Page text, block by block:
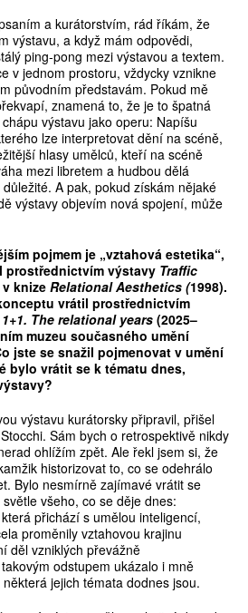
a kurátorstvím, rád říkám, že
výstavu, a když mám odpovědi,
ping­‑pong mezi výstavou a textem.
v jednom prostoru, vždycky vznikne
původním představám. Pokud mě
znamená to, že je to špatná
výstavu jako operu: Napíšu
lze interpretovat dění na scéně,
hlasy umělců, kteří na scéně
mezi libretem a hudbou dělá
A pak, pokud získám nějaké
výstavy objevím nová spojení, může
jším pojmem je „vztahová estetika“,
prostřednictvím výstavy Traffic
knize Relational Aesthetics (1998).
vrátil prostřednictvím
1+1. The relational years (2025–
muzeu současného umění
jste se snažil pojmenovat v umění
bylo vrátit se k tématu dnes,
výstavu kurátorsky připravil, přišel
Sám bych o retrospektivě nikdy
ohlížím zpět. Ale řekl jsem si, že
historizovat to, co se odehrálo
Bylo nesmírně zajímavé vrátit se
všeho, co se děje dnes:
přichází s umělou inteligencí,
proměnily vztahovou krajinu
děl vzniklých převážně
odstupem ukázalo i mně
jejich témata dodnes jsou.